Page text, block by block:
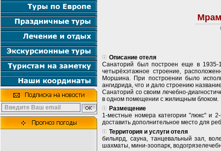
Описание отеля
Санаторий был построен еще в 1935-
четырёхэтажное строение,
Моршина. При построении было
ангидрида, что и дало строению
Санаторий со своим лечебно-
в одном помещении с жилищным блоком.
Размещение
1-местные номера категории "люкс" и
доставить дополнительное место для
Территория и услуги отеля
бильярд, сауна, танцевальный зал,
шахматы, мини-зоопарк,